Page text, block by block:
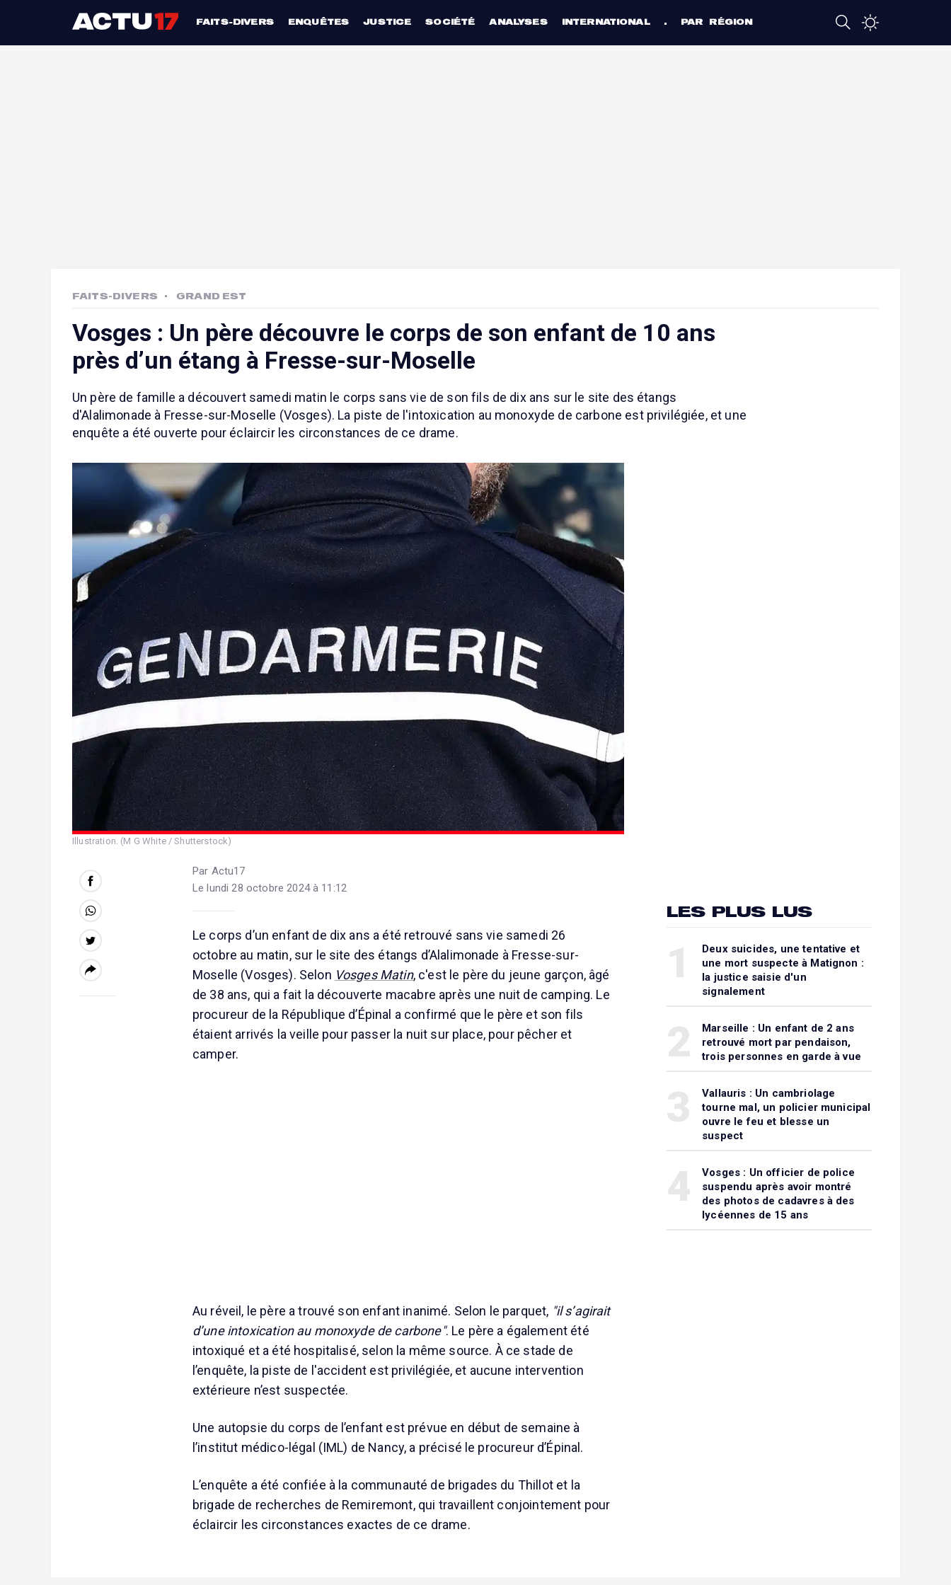
FAITS-DIVERS ENQUÊTES JUSTICE SOCIÉTÉ ANALYSES INTERNATIONAL PAR RÉGION
FAITS-DIVERS GRAND EST
Vosges : Un père découvre le corps de son enfant de 10 ans
près d’un étang à Fresse-sur-Moselle
Un père de famille a découvert samedi matin le corps sans vie de son fils de dix ans sur le site des étangs
d'Alalimonade à Fresse-sur-Moselle (Vosges). La piste de l'intoxication au monoxyde de carbone est privilégiée, et une
enquête a été ouverte pour éclaircir les circonstances de ce drame.
Illustration. (M G White / Shutterstock)
Par Actu17
Le lundi 28 octobre 2024 à 11:12
Le corps d’un enfant de dix ans a été retrouvé sans vie samedi 26
octobre au matin, sur le site des étangs d’Alalimonade à Fresse-sur-
Moselle (Vosges). Selon Vosges Matin, c'est le père du jeune garçon, âgé
de 38 ans, qui a fait la découverte macabre après une nuit de camping. Le
procureur de la République d’Épinal a confirmé que le père et son fils
étaient arrivés la veille pour passer la nuit sur place, pour pêcher et
camper.
Au réveil, le père a trouvé son enfant inanimé. Selon le parquet, "il s’agirait
d’une intoxication au monoxyde de carbone". Le père a également été
intoxiqué et a été hospitalisé, selon la même source. À ce stade de
l’enquête, la piste de l'accident est privilégiée, et aucune intervention
extérieure n’est suspectée.
Une autopsie du corps de l’enfant est prévue en début de semaine à
l’institut médico-légal (IML) de Nancy, a précisé le procureur d’Épinal.
L’enquête a été confiée à la communauté de brigades du Thillot et la
brigade de recherches de Remiremont, qui travaillent conjointement pour
éclaircir les circonstances exactes de ce drame.
LES PLUS LUS
Deux suicides, une tentative et
une mort suspecte à Matignon :
la justice saisie d'un
signalement
Marseille : Un enfant de 2 ans
retrouvé mort par pendaison,
trois personnes en garde à vue
Vallauris : Un cambriolage
tourne mal, un policier municipal
ouvre le feu et blesse un
suspect
Vosges : Un officier de police
suspendu après avoir montré
des photos de cadavres à des
lycéennes de 15 ans